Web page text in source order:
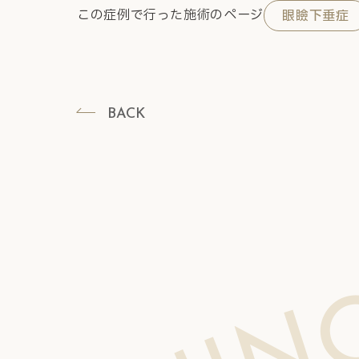
この症例で行った施術のページ 眼瞼下垂症
BACK